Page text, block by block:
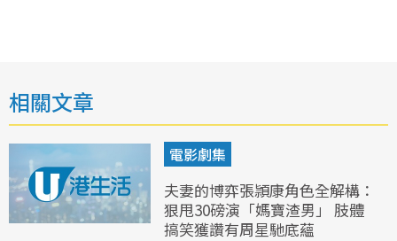
相關文章
電影劇集
夫妻的博弈張頴康角色全解構：
狠甩30磅演「媽寶渣男」 肢體
搞笑獲讚有周星馳底蘊